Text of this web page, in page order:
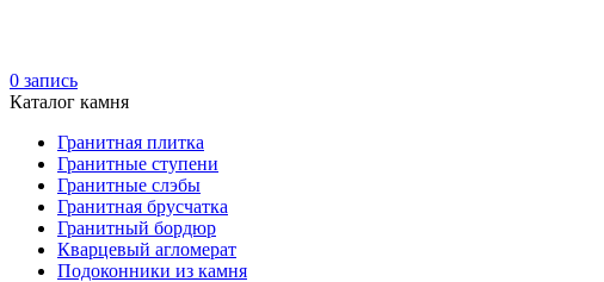
0 запись
Каталог камня
Гранитная плитка
Гранитные ступени
Гранитные слэбы
Гранитная брусчатка
Гранитный бордюр
Кварцевый агломерат
Подоконники из камня